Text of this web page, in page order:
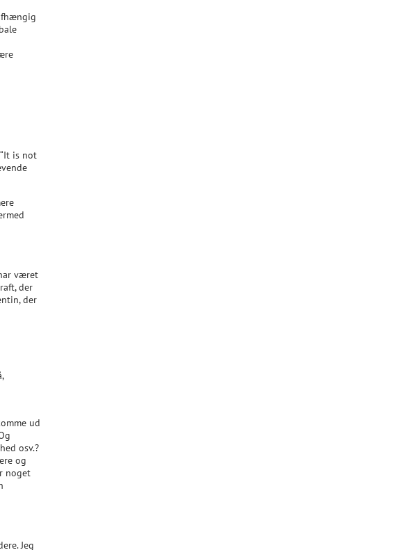
is not
været
der
der
ud
osv.?
og
noget
Jeg